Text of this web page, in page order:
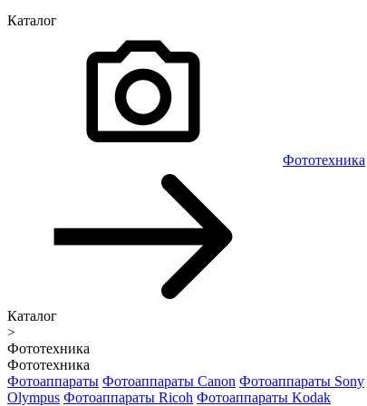
Каталог
Фототехника
Каталог
>
Фототехника
Фототехника
Фотоаппараты Фотоаппараты Canon Фотоаппараты Sony
Olympus Фотоаппараты Ricoh Фотоаппараты Kodak